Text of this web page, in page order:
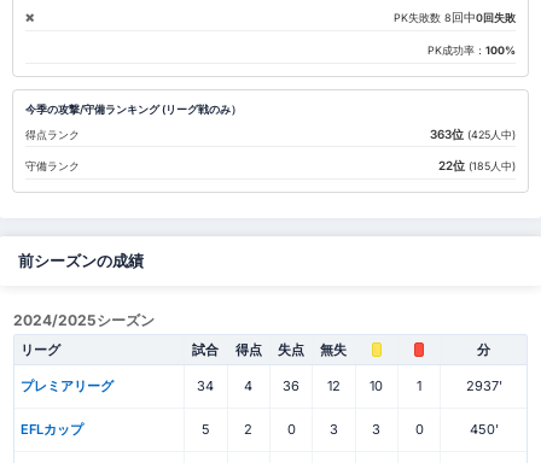
PK失敗数 8回中0回失敗
PK成功率：100%
今季の攻撃/守備ランキング (リーグ戦のみ）
得点ランク
363位 (425人中)
守備ランク 22位 (185人中)
前シーズンの成績
2024/2025シーズン
リーグ 試合 得点 失点 無失 分
プレミアリーグ 34 4 36 12 10 1 2937'
EFLカップ 5 2 0 3 3 0 450'